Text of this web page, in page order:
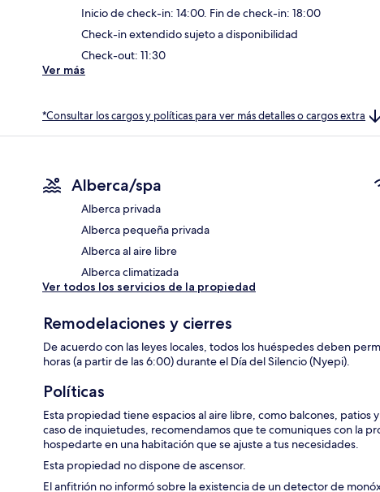
Inicio de check-in: 14:00. Fin de check-in: 18:00
Check-in extendido sujeto a disponibilidad
Check-out: 11:30
Ver más
*Consultar los cargos y políticas para ver más detalles o cargos extra
Alberca/spa
Alberca privada
Alberca pequeña privada
Alberca al aire libre
Alberca climatizada
Ver todos los servicios de la propiedad
Remodelaciones y cierres
De acuerdo con las leyes locales, todos los huéspedes deben
horas (a partir de las 6:00) durante el Día del Silencio (Nyepi).
Políticas
Esta propiedad tiene espacios al aire libre, como balcones, patios
caso de inquietudes, recomendamos que te comuniques con la
hospedarte en una habitación que se ajuste a tus necesidades.
Esta propiedad no dispone de ascensor.
El anfitrión no informó sobre la existencia de un detector de